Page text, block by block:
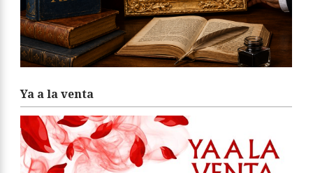
Ya a la venta